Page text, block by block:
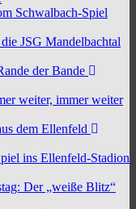
Schwalbach-Spiel
JSG Mandelbachtal
der Bande
weiter, immer weiter
dem Ellenfeld
ins Ellenfeld-Stadion
Der „weiße Blitz“